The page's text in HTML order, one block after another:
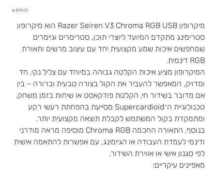
מחיר ‏879.00 ‏₪
מיקרופון USB ‏Razer Seiren V3 Chroma RGB הוא מיקרופון
סטרימינג מתקדם המיועד ליוצרי תוכן, סטרימרים וגיימרים
שמחפשים איכות שמע מקצועית יחד עם עיצוב מרשים ותאורת
RGB דינמית.
המיקרופון מציע איכות הקלטה גבוהה במיוחד עם צליל נקי, חד
ומדויק, המאפשר להעביר את הקול בצורה טבעית וברורה – בין
אם מדובר בשידור חי, הקלטת פודקאסט או שיחות בזמן משחק.
טכנולוגיית ה־Supercardioid מסייעת בהפחתת רעשי רקע
ומתמקדת בקול המשתמש לקבלת תוצאה מקצועית יותר.
בנוסף, התאורה החכמה Chroma RGB מוסיפה מראה מודרני
ודינמי לעמדת העבודה או הגיימינג, עם אפשרות להתאמה אישית
לפי סגנון אישי או אווירת השידור.
מאפיינים עיקריים: